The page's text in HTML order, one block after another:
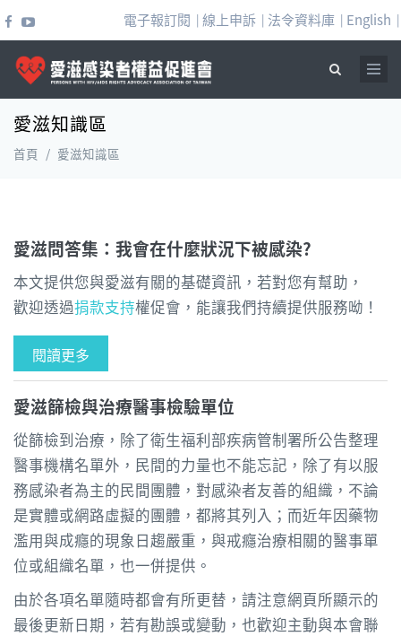
電子報訂閱 | 線上申訴 | 法令資料庫 | English |
搜尋表單
愛滋知識區
首頁 / 愛滋知識區
愛滋問答集：我會在什麼狀況下被感染?
本文提供您與愛滋有關的基礎資訊，若對您有幫助，
歡迎透過捐款支持權促會，能讓我們持續提供服務呦！
閱讀更多
愛滋篩檢與治療醫事檢驗單位
從篩檢到治療，除了衛生福利部疾病管制署所公告整理
醫事機構名單外，民間的力量也不能忘記，除了有以服
務感染者為主的民間團體，對感染者友善的組織，不論
是實體或網路虛擬的團體，都將其列入；而近年因藥物
濫用與成癮的現象日趨嚴重，與戒癮治療相關的醫事單
位或組織名單，也一併提供。
由於各項名單隨時都會有所更替，請注意網頁所顯示的
最後更新日期，若有勘誤或變動，也歡迎主動與本會聯